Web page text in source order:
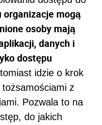
organizacje mogą
osoby mają
danych i
dostępu
idzie o krok
tożsamościami z
Pozwala to na
do jakich